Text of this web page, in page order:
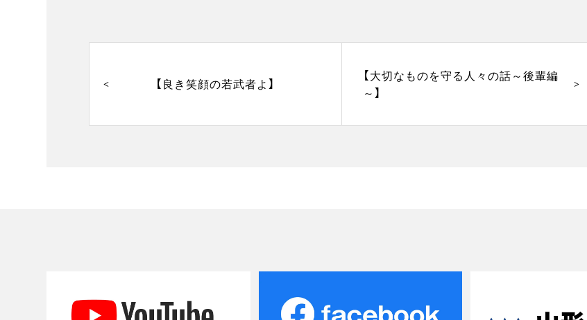
シ
【良き笑顔の若武者よ】
【大切なものを守る人々の話～後輩編
～】